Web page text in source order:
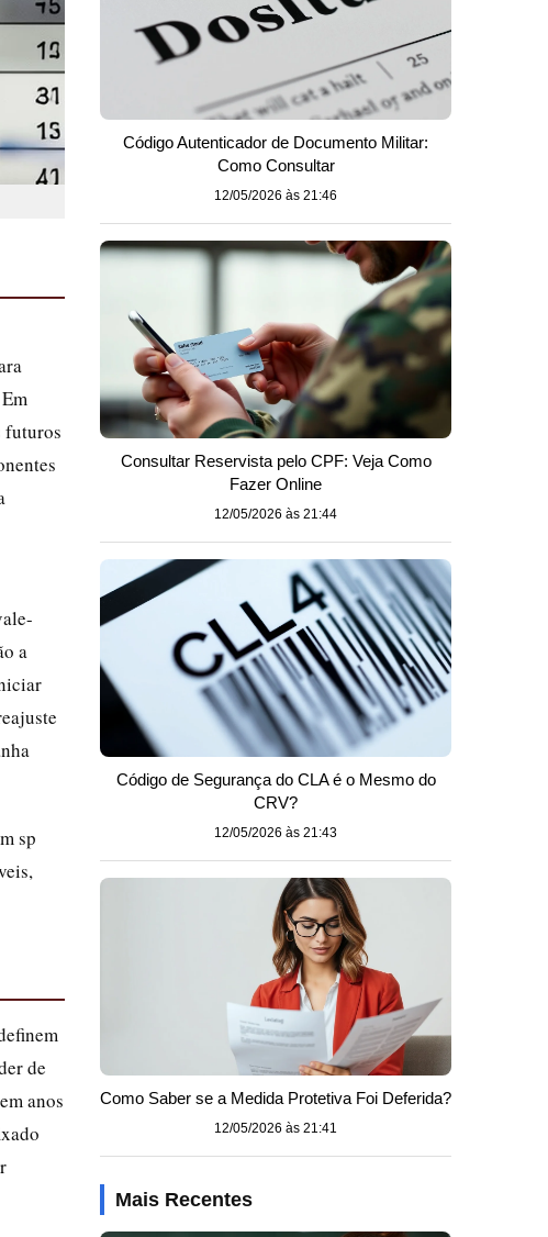
futuros
a
sp
de
anos
Código Autenticador de Documento Militar:
Como Consultar
12/05/2026 às 21:46
Consultar Reservista pelo CPF: Veja Como
Fazer Online
12/05/2026 às 21:44
Código de Segurança do CLA é o Mesmo do
CRV?
12/05/2026 às 21:43
Como Saber se a Medida Protetiva Foi Deferida?
12/05/2026 às 21:41
Mais Recentes